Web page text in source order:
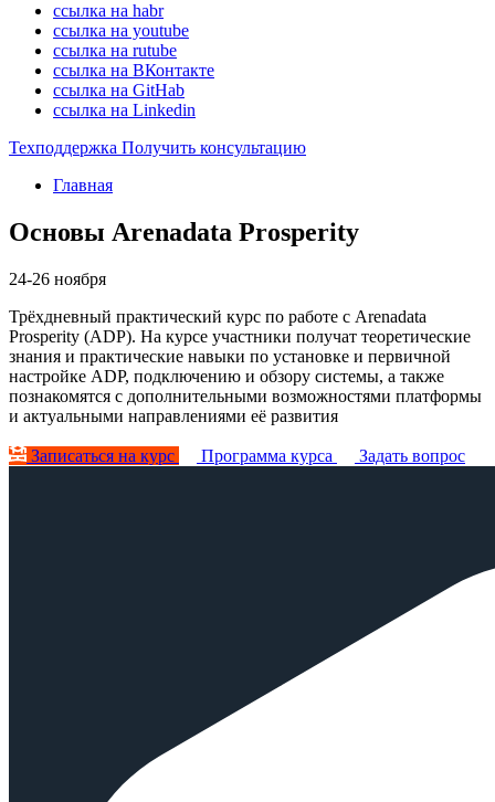
ссылка на habr
ссылка на youtube
ссылка на rutube
ссылка на ВКонтакте
ссылка на GitHab
ссылка на Linkedin
Техподдержка Получить консультацию
Главная
Основы Arenadata Prosperity
24-26 ноября
Трёхдневный практический курс по работе с Arenadata
Prosperity (ADP). На курсе участники получат теоретические
знания и практические навыки по установке и первичной
настройке ADP, подключению и обзору системы, а также
познакомятся с дополнительными возможностями платформы
и актуальными направлениями её развития
Записаться на курс Программа курса Задать вопрос